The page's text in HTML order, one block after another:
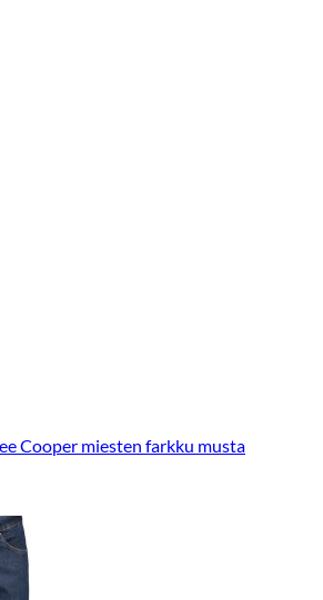
Cooper miesten farkku musta